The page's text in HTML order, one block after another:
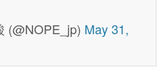
(@NOPE_jp) May 31,